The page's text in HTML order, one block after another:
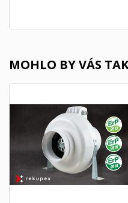
MOHLO BY VÁS